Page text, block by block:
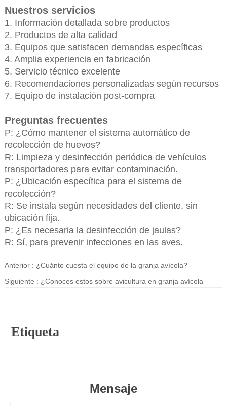
Nuestros servicios
1. Información detallada sobre productos
2. Productos de alta calidad
3. Equipos que satisfacen demandas específicas
4. Amplia experiencia en fabricación
5. Servicio técnico excelente
6. Recomendaciones personalizadas según recursos
7. Equipo de instalación post-compra
Preguntas frecuentes
P: ¿Cómo mantener el sistema automático de
recolección de huevos?
R: Limpieza y desinfección periódica de vehículos
transportadores para evitar contaminación.
P: ¿Ubicación específica para el sistema de
recolección?
R: Se instala según necesidades del cliente, sin
ubicación fija.
P: ¿Es necesaria la desinfección de jaulas?
R: Sí, para prevenir infecciones en las aves.
Anterior : ¿Cuánto cuesta el equipo de la granja avícola?
Siguiente : ¿Conoces estos sobre avicultura en granja avícola
Etiqueta
Mensaje